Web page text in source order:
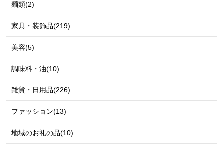
麺類(2)
家具・装飾品(219)
美容(5)
調味料・油(10)
雑貨・日用品(226)
ファッション(13)
地域のお礼の品(10)